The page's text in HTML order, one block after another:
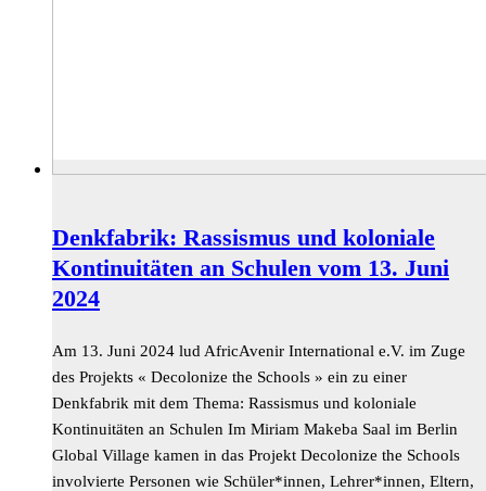
Denkfabrik: Rassismus und koloniale
Kontinuitäten an Schulen vom 13. Juni
2024
Am 13. Juni 2024 lud AfricAvenir International e.V. im Zuge
des Projekts « Decolonize the Schools » ein zu einer
Denkfabrik mit dem Thema: Rassismus und koloniale
Kontinuitäten an Schulen Im Miriam Makeba Saal im Berlin
Global Village kamen in das Projekt Decolonize the Schools
involvierte Personen wie Schüler*innen, Lehrer*innen, Eltern,